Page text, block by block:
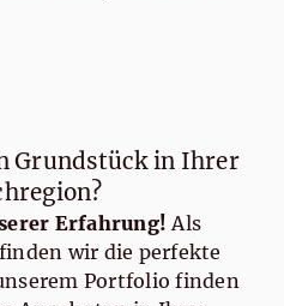
Grundstück in Ihrer
Erfahrung! Als
wir die perfekte
Portfolio finden